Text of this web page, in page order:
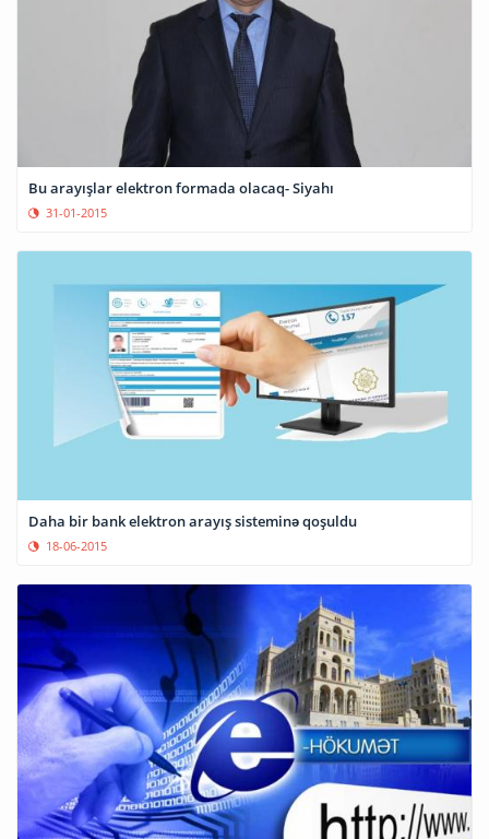
Bu arayışlar elektron formada olacaq- Siyahı
31-01-2015
Daha bir bank elektron arayış sisteminə qoşuldu
18-06-2015